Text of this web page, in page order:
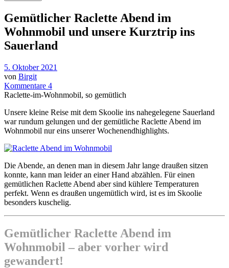
Gemütlicher Raclette Abend im
Wohnmobil und unsere Kurztrip ins
Sauerland
5. Oktober 2021
von Birgit
Kommentare 4
Raclette-im-Wohnmobil, so gemütlich
Unsere kleine Reise mit dem Skoolie ins nahegelegene Sauerland
war rundum gelungen und der gemütliche Raclette Abend im
Wohnmobil nur eins unserer Wochenendhighlights.
Die Abende, an denen man in diesem Jahr lange draußen sitzen
konnte, kann man leider an einer Hand abzählen. Für einen
gemütlichen Raclette Abend aber sind kühlere Temperaturen
perfekt. Wenn es draußen ungemütlich wird, ist es im Skoolie
besonders kuschelig.
Gemütlicher Raclette Abend im
Wohnmobil – aber vorher wird
gewandert!